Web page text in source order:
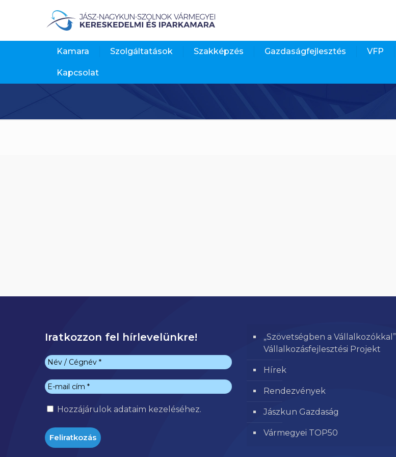
Kamara Szolgáltatások Szakképzés Gazdaságfejlesztés VFP
Kapcsolat
Iratkozzon fel hírlevelünkre!
Hozzájárulokadataim kezeléséhez.
„Szövetségben a Vállalkozókkal”
Vállalkozásfejlesztési Projekt
Hírek
Rendezvények
Jászkun Gazdaság
Vármegyei TOP50